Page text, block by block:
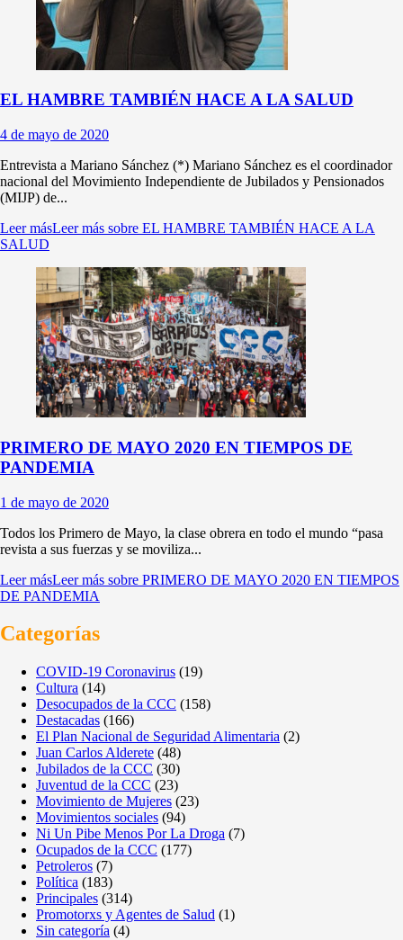
EL HAMBRE TAMBIÉN HACE A LA SALUD
4 de mayo de 2020
Entrevista a Mariano Sánchez (*) Mariano Sánchez es el coordinador
nacional del Movimiento Independiente de Jubilados y Pensionados
(MIJP) de...
Leer másLeer más sobre EL HAMBRE TAMBIÉN HACE A LA
SALUD
PRIMERO DE MAYO 2020 EN TIEMPOS DE
PANDEMIA
1 de mayo de 2020
Todos los Primero de Mayo, la clase obrera en todo el mundo “pasa
revista a sus fuerzas y se moviliza...
Leer másLeer más sobre PRIMERO DE MAYO 2020 EN TIEMPOS
DE PANDEMIA
Categorías
COVID-19 Coronavirus (19)
Cultura (14)
Desocupados de la CCC (158)
Destacadas (166)
El Plan Nacional de Seguridad Alimentaria (2)
Juan Carlos Alderete (48)
Jubilados de la CCC (30)
Juventud de la CCC (23)
Movimiento de Mujeres (23)
Movimientos sociales (94)
Ni Un Pibe Menos Por La Droga (7)
Ocupados de la CCC (177)
Petroleros (7)
Política (183)
Principales (314)
Promotorxs y Agentes de Salud (1)
Sin categoría (4)